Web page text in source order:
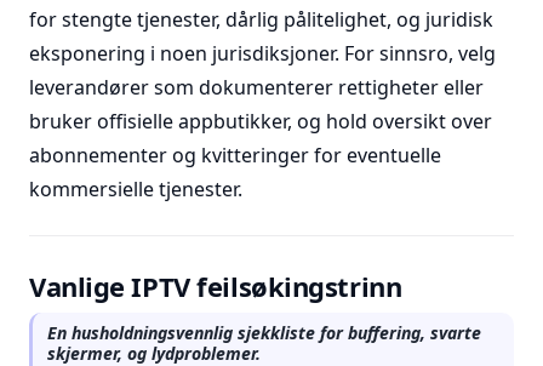
for stengte tjenester, dårlig pålitelighet, og juridisk
eksponering i noen jurisdiksjoner. For sinnsro, velg
leverandører som dokumenterer rettigheter eller
bruker offisielle appbutikker, og hold oversikt over
abonnementer og kvitteringer for eventuelle
kommersielle tjenester.
Vanlige IPTV feilsøkingstrinn
En husholdningsvennlig sjekkliste for buffering, svarte
skjermer, og lydproblemer.